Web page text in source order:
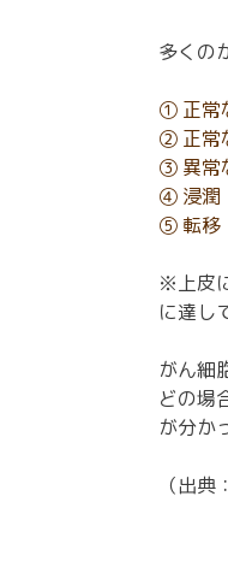
多くの
① 正常
② 正常
③ 異常
④ 浸潤
⑤ 転移
※上皮
に達し
がん細
どの場
が分か
（出